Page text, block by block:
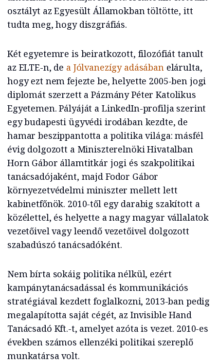
osztályt az Egyesült Államokban töltötte, itt
tudta meg, hogy diszgráfiás.
Két egyetemre is beiratkozott, filozófiát tanult
az ELTE-n, de a Jólvanezígy adásában elárulta,
hogy ezt nem fejezte be, helyette 2005-ben jogi
diplomát szerzett a Pázmány Péter Katolikus
Egyetemen. Pályáját a LinkedIn-profilja szerint
egy budapesti ügyvédi irodában kezdte, de
hamar beszippantotta a politika világa: másfél
évig dolgozott a Miniszterelnöki Hivatalban
Horn Gábor államtitkár jogi és szakpolitikai
tanácsadójaként, majd Fodor Gábor
környezetvédelmi miniszter mellett lett
kabinetfőnök. 2010-től egy darabig szakított a
közélettel, és helyette a nagy magyar vállalatok
vezetőivel vagy leendő vezetőivel dolgozott
szabadúszó tanácsadóként.
Nem bírta sokáig politika nélkül, ezért
kampánytanácsadással és kommunikációs
stratégiával kezdett foglalkozni, 2013-ban pedig
megalapította saját cégét, az Invisible Hand
Tanácsadó Kft.-t, amelyet azóta is vezet. 2010-es
években számos ellenzéki politikai szereplő
munkatársa volt.